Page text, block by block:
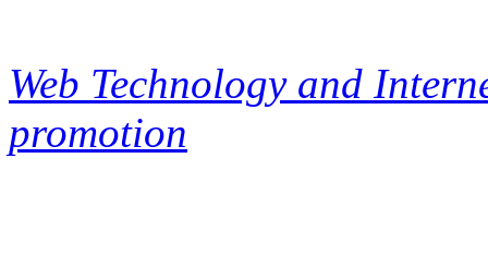
Web Technology and
promotion